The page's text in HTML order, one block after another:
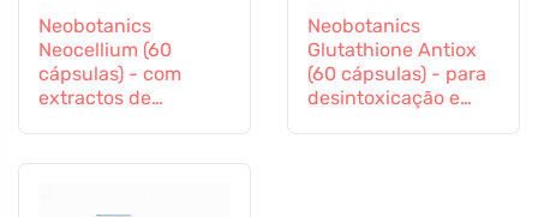
Neobotanics
Neocellium (60
cápsulas) - com
extractos de
Neobotanics
Glutathione Antiox
(60 cápsulas) - para
desintoxicação e